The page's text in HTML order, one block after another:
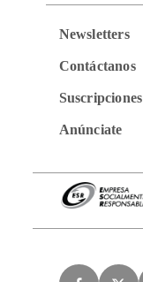
Newsletters
Contáctanos
Suscripciones
Anúnciate